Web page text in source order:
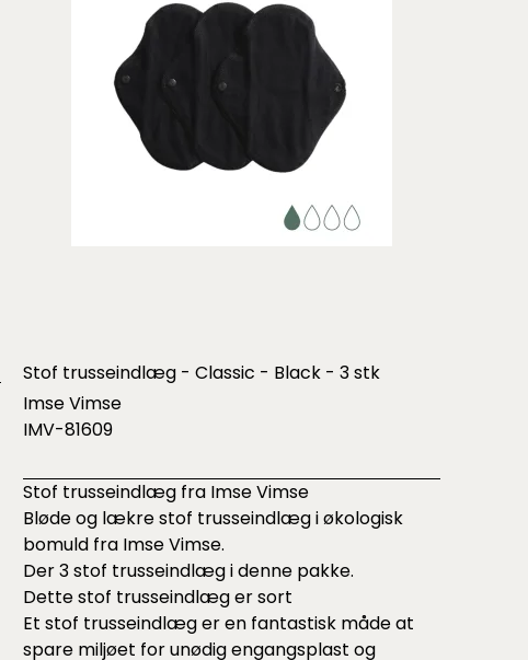
Stof trusseindlæg - Classic - Black - 3 stk
Imse Vimse
IMV-81609
Stof trusseindlæg fra Imse Vimse
Bløde og lækre stof trusseindlæg i økologisk
bomuld fra Imse Vimse.
Der 3 stof trusseindlæg i denne pakke.
Dette stof trusseindlæg er sort
Et stof trusseindlæg er en fantastisk måde at
spare miljøet for unødig engangsplast og